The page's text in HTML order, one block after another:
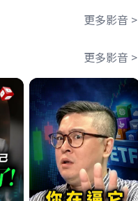
更多影音 >
更多影音 >